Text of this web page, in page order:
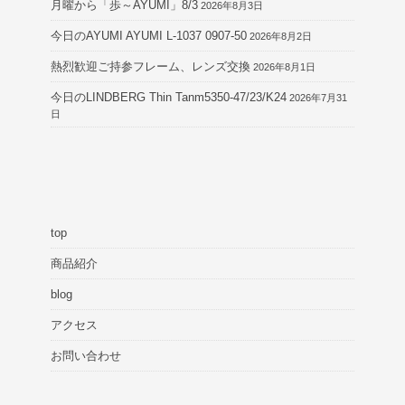
月曜から「歩～AYUMI」8/3 2026年8月3日
今日のAYUMI AYUMI L-1037 0907-50 2026年8月2日
熱烈歓迎ご持参フレーム、レンズ交換 2026年8月1日
今日のLINDBERG Thin Tanm5350-47/23/K24 2026年7月31
日
top
商品紹介
blog
アクセス
お問い合わせ